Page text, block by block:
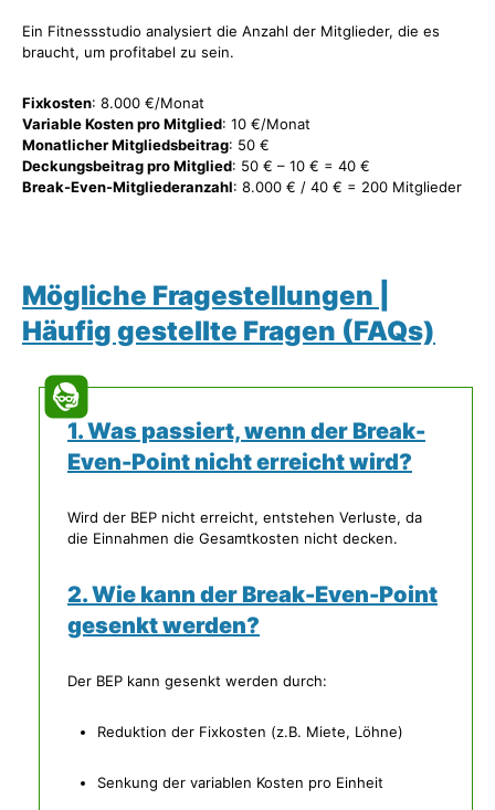
Ein Fitnessstudio analysiert die Anzahl der Mitglieder, die es
braucht, um profitabel zu sein.
Fixkosten: 8.000 €/Monat
Variable Kosten pro Mitglied: 10 €/Monat
Monatlicher Mitgliedsbeitrag: 50 €
Deckungsbeitrag pro Mitglied: 50 € – 10 € = 40 €
Break-Even-Mitgliederanzahl: 8.000 € / 40 € = 200 Mitglieder
Mögliche Fragestellungen |
Häufig gestellte Fragen (FAQs)
1. Was passiert, wenn der Break-
Even-Point nicht erreicht wird?
Wird der BEP nicht erreicht, entstehen Verluste, da
die Einnahmen die Gesamtkosten nicht decken.
2. Wie kann der Break-Even-Point
gesenkt werden?
Der BEP kann gesenkt werden durch:
Reduktion der Fixkosten (z.B. Miete, Löhne)
Senkung der variablen Kosten pro Einheit